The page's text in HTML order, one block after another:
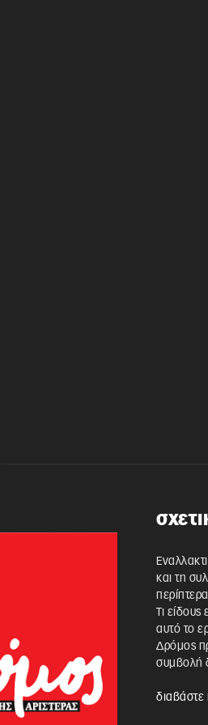
και τη
Τι
αυτό το
Δρόμος
συμβολή
διαβάστε